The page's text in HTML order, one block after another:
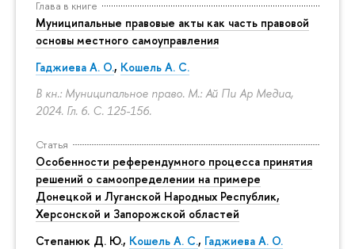
Глава в книге
Муниципальные правовые акты как часть правовой
основы местного самоуправления
Гаджиева А. О., Кошель А. С.
В кн.: Муниципальное право. М.: Ай Пи Ар Медиа,
2024. Гл. 6. С. 125-156.
Статья
Особенности референдумного процесса принятия
решений о самоопределении на примере
Донецкой и Луганской Народных Республик,
Херсонской и Запорожской областей
Степанюк Д. Ю., Кошель А. С., Гаджиева А. О.